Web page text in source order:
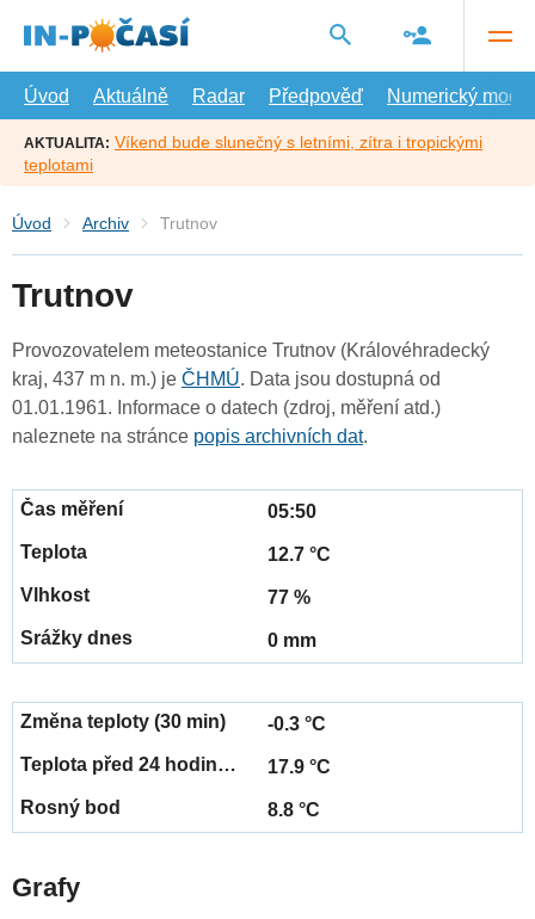
hlavní
Úvod
Aktuálně Radar Předpověď Numerický model
AKTUALITA: Víkend bude slunečný s letními, zítra i tropickými
teplotami
Úvod Archiv Trutnov
Trutnov
Provozovatelem meteostanice Trutnov (Královéhradecký
kraj, 437 m n. m.) je ČHMÚ. Data jsou dostupná od
01.01.1961. Informace o datech (zdroj, měření atd.)
naleznete na stránce popis archivních dat.
05:50
12.7 °C
77 %
0 mm
-0.3 °C
17.9 °C
8.8 °C
Grafy